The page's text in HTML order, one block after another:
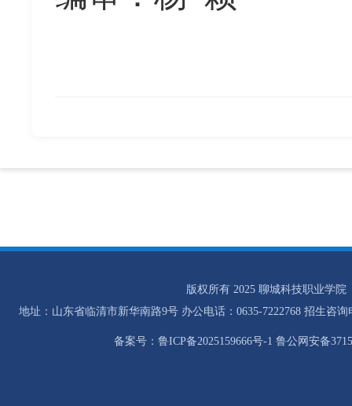
版权所有 2025 聊城科技职业学院
地址：山东省临清市新华南路9号 办公电话：0635-7222768 招生咨询
备案号：鲁ICP备2025159666号-1 鲁公网安备